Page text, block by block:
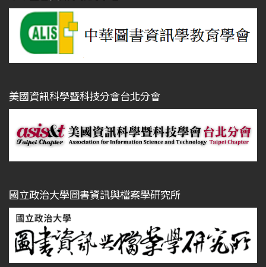
美國資訊科學暨科技分會台北分會
國立政治大學圖書資訊與檔案學研究所